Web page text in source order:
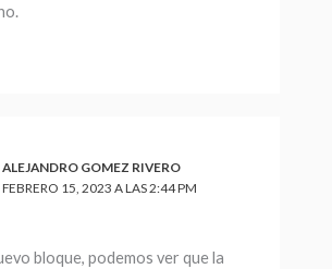
ALEJANDRO GOMEZ RIVERO
FEBRERO 15, 2023 A LAS 2:44 PM
bloque, podemos ver que la